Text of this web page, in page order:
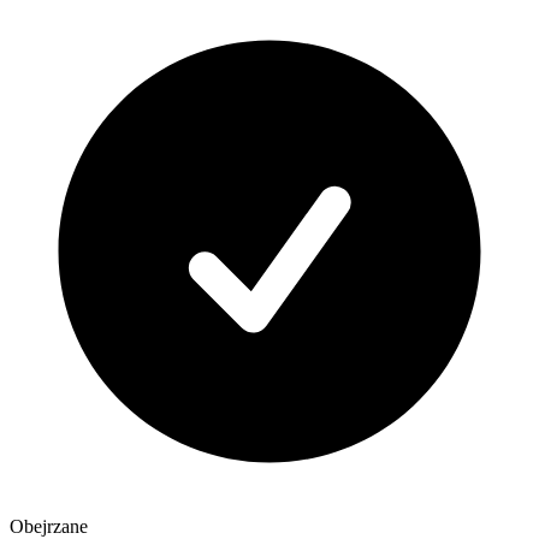
Obejrzane